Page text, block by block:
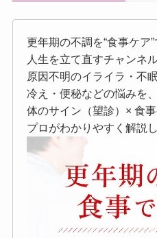
更年期の不調を“食事ケア”
人生を立て直すチャンネル
原因不明のイライラ・不
冷え・便秘などの悩みを、
体のサイン（望診）× 食事
プロがわかりやすく解説し